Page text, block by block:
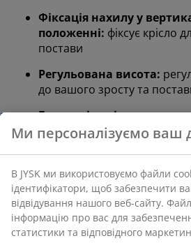
Фіксація нахилу у
положенні: фіксує крісло
постави
Регульована висота:
до вашого зросту та
Безпечні коліщата:
коли крісло не
Штучна шкіра:стійка до
догляді
Сітка:краща циркуляція
Тканина: м’який та міцний
Ми персоналізуємо ваш
ідентифікатори, щоб забезпечити
відвідування нашого веб-сайту.
маркетингу.
ми ділимося вашими даними
маркетинговими партнерами
Meta та TikTok) для показу
статичної реклами. Ви можете
цілі в розділі «Змінити» та